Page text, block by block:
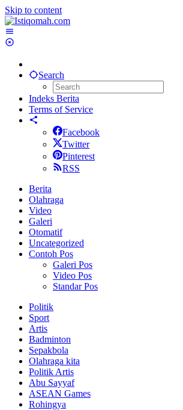
Skip to content
Search
Indeks Berita
Terms of Service
Facebook
Twitter
Pinterest
RSS
Berita
Olahraga
Video
Galeri
Otomatif
Uncategorized
Contoh Pos
Galeri Pos
Video Pos
Standar Pos
Politik
Sport
Artis
Badminton
Sepakbola
Olahraga kita
Politik Artis
Abu Sayyaf
ASEAN Games
Rohingya